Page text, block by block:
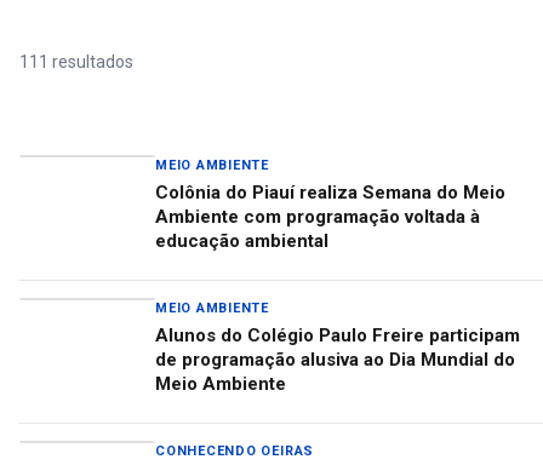
111 resultados
MEIO AMBIENTE
Colônia do Piauí realiza Semana do Meio
Ambiente com programação voltada à
educação ambiental
MEIO AMBIENTE
Alunos do Colégio Paulo Freire participam
de programação alusiva ao Dia Mundial do
Meio Ambiente
CONHECENDO OEIRAS